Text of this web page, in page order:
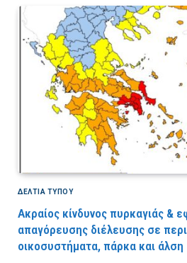
ΔΕΛΤΙΑ ΤΥΠΟΥ
Ακραίος κίνδυνος πυρκαγιάς &
απαγόρευσης διέλευσης σε
οικοσυστήματα, πάρκα και άλση